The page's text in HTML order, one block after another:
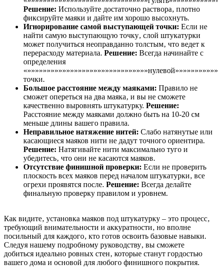
Решение: Используйте достаточно раствора‚ плотно
фиксируйте маяки и дайте им хорошо высохнуть.
Игнорирование самой выступающей точки: Если не
найти самую выступающую точку‚ слой штукатурки
может получиться неоправданно толстым‚ что ведет к
перерасходу материала. Решение: Всегда начинайте с
определения
точки.
Большое расстояние между маяками: Правило не
сможет опереться на два маяка‚ и вы не сможете
качественно выровнять штукатурку. Решение:
Расстояние между маяками должно быть на 10-20 см
меньше длины вашего правила.
Неправильное натяжение нитей: Слабо натянутые или
касающиеся маяков нити не дадут точного ориентира.
Решение: Натягивайте нити максимально туго и
убедитесь‚ что они не касаются маяков.
Отсутствие финишной проверки: Если не проверить
плоскость всех маяков перед началом штукатурки‚ все
огрехи проявятся после. Решение: Всегда делайте
финальную проверку правилом и уровнем.
Как видите‚ установка маяков под штукатурку – это процесс‚
требующий внимательности и аккуратности‚ но вполне
посильный для каждого‚ кто готов освоить базовые навыки.
Следуя нашему подробному руководству‚ вы сможете
добиться идеально ровных стен‚ которые станут гордостью
вашего дома и основой для любого финишного покрытия.